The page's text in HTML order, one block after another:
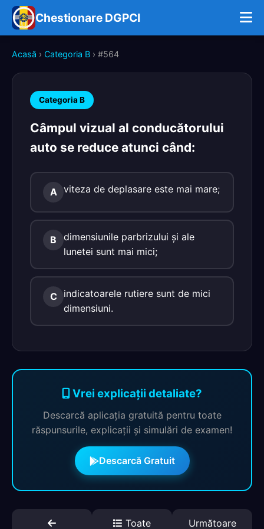
Chestionare DGPCI
Acasă › Categoria B › #564
Categoria B
Câmpul vizual al conducătorului
auto se reduce atunci când:
A viteza de deplasare este mai mare;
B
dimensiunile parbrizului şi ale
lunetei sunt mai mici;
C
indicatoarele rutiere sunt de mici
dimensiuni.
Vrei explicații detaliate?
Descarcă aplicația gratuită pentru toate
răspunsurile, explicații și simulări de examen!
Descarcă Gratuit
Toate Următoare